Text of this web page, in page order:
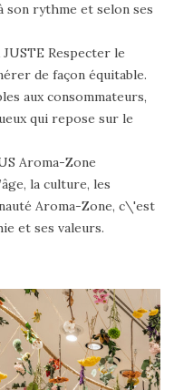
son rythme et selon ses
JUSTE Respecter le
de façon équitable.
aux consommateurs,
qui repose sur le
Aroma-Zone
la culture, les
Aroma-Zone, c\'est
et ses valeurs.